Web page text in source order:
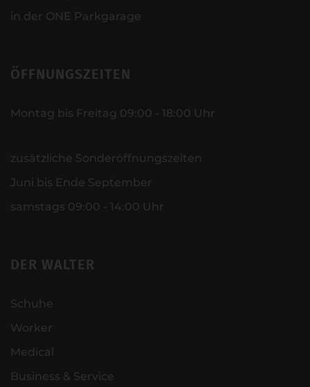
in der ONE Parkgarage
ÖFFNUNGSZEITEN
Montag bis Freitag 09:00 - 18:00 Uhr
zusätzliche Sonderöffnungszeiten
Juni bis Ende September
samstags 09:00 - 14:00 Uhr
DER WALTER
Schuhe
Worker
Medical
Business & Service